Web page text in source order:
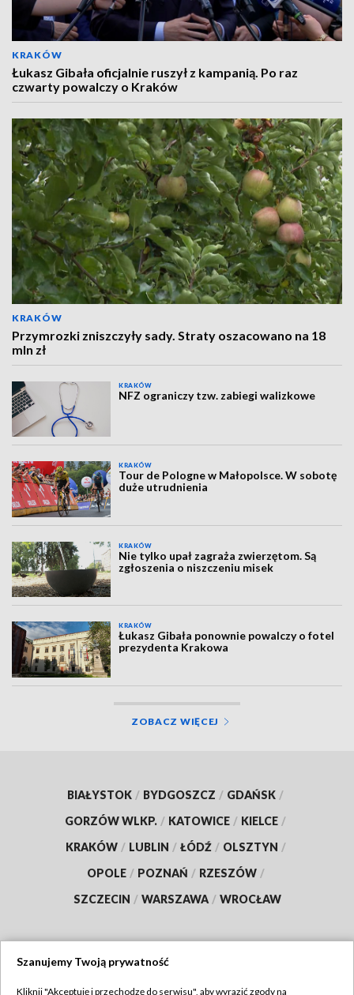
KRAKÓW
Łukasz Gibała oficjalnie ruszył z kampanią. Po raz
czwarty powalczy o Kraków
KRAKÓW
Przymrozki zniszczyły sady. Straty oszacowano na 18
mln zł
KRAKÓW
NFZ ograniczy tzw. zabiegi walizkowe
KRAKÓW
Tour de Pologne w Małopolsce. W sobotę
duże utrudnienia
KRAKÓW
Nie tylko upał zagraża zwierzętom. Są
zgłoszenia o niszczeniu misek
KRAKÓW
Łukasz Gibała ponownie powalczy o fotel
prezydenta Krakowa
ZOBACZ WIĘCEJ
BIAŁYSTOK / BYDGOSZCZ / GDAŃSK /
GORZÓW WLKP. / KATOWICE / KIELCE /
KRAKÓW / LUBLIN / ŁÓDŹ / OLSZTYN /
OPOLE / POZNAŃ / RZESZÓW /
SZCZECIN / WARSZAWA / WROCŁAW
Szanujemy Twoją prywatność
Kliknij "Akceptuję i przechodzę do serwisu", aby wyrazić zgody na